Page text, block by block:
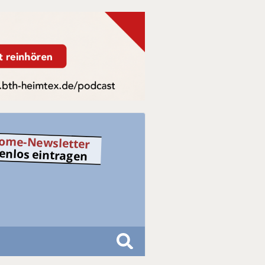
Newsletter
eintragen
S